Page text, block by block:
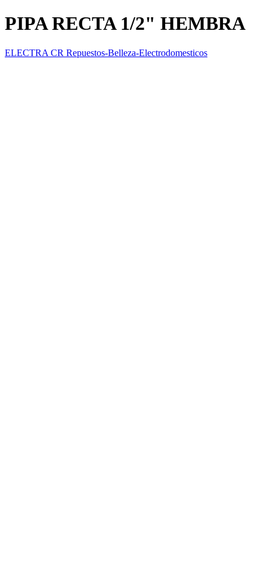
PIPA RECTA 1/2" HEMBRA
ELECTRA CR Repuestos-Belleza-Electrodomesticos